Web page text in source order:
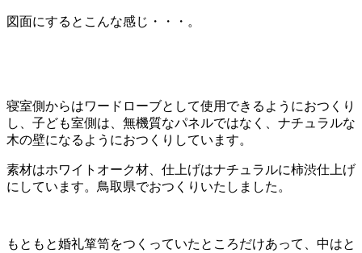
図面にするとこんな感じ・・・。
寝室側からはワードローブとして使用できるようにおつくり
し、子ども室側は、無機質なパネルではなく、ナチュラルな
木の壁になるようにおつくりしています。
素材はホワイトオーク材、仕上げはナチュラルに柿渋仕上げ
にしています。鳥取県でおつくりいたしました。
もともと婚礼箪笥をつくっていたところだけあって、中はと